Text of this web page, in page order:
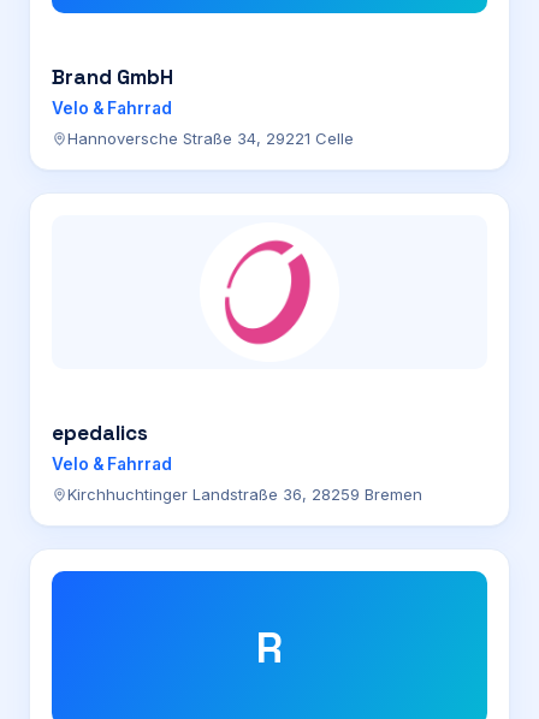
Brand GmbH
Velo & Fahrrad
Hannoversche Straße 34, 29221 Celle
epedalics
Velo & Fahrrad
Kirchhuchtinger Landstraße 36, 28259 Bremen
R